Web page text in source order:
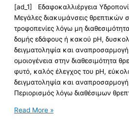
[ad_1] Εδαφοκαλλιέργεια
Μεγάλες διακυμάνσεις θρεπτικών
τροφοπενίες λόγω μη
δομής εδάφους ή κακού pH,
δειγματοληψία και
ομοιογένεια στην διαθεσιμότητα
φυτό, καλός έλεγχος του pH,
δειγματοληψία και
Περιορισμός λόγω διαθέσιμων
Read More »